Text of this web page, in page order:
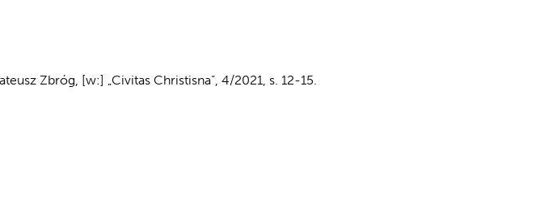
Zbróg, [w:] „Civitas Christisna”, 4/2021, s. 12-15.